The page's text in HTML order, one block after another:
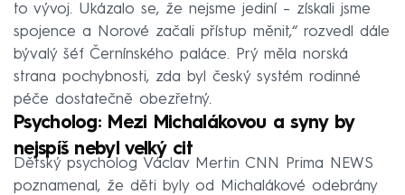
to vývoj. Ukázalo se, že nejsme jediní – získali jsme
spojence a Norové začali přístup měnit,“ rozvedl dále
bývalý šéf Černínského paláce. Prý měla norská
strana pochybnosti, zda byl český systém rodinné
péče dostatečně obezřetný.
Psycholog: Mezi Michalákovou a syny by
nejspíš nebyl velký cit
Dětský psycholog Václav Mertin CNN Prima NEWS
poznamenal, že děti byly od Michalákové odebrány